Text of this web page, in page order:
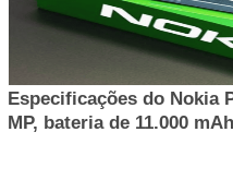
Especificações do Nokia
MP, bateria de 11.000